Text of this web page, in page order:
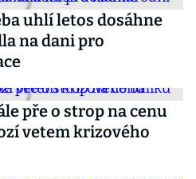
uhlí letos dosáhne
na dani pro
pře o strop na cenu
vetem krizového